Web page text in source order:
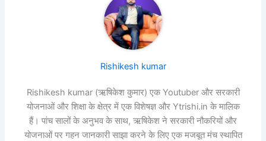
Rishikesh kumar
Rishikesh kumar (ऋषिकेश कुमार) एक Youtuber और सरकारी
योजनाओं और शिक्षा के क्षेत्र में एक विशेषज्ञ और Ytrishi.in के मालिक
हैं। पांच सालों के अनुभव के साथ, ऋषिकेश ने सरकारी नौकरियों और
योजनाओं पर गहन जानकारी साझा करने के लिए एक मजबूत मंच स्थापित